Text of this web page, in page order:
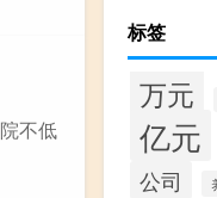
不低
标签
万元
亿元
公司